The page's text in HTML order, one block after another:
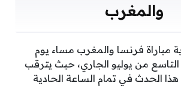
والمغرب
مباراة فرنسا والمغرب مساء يوم
من يوليو الجاري، حيث يترقب
الحدث في تمام الساعة الحادية